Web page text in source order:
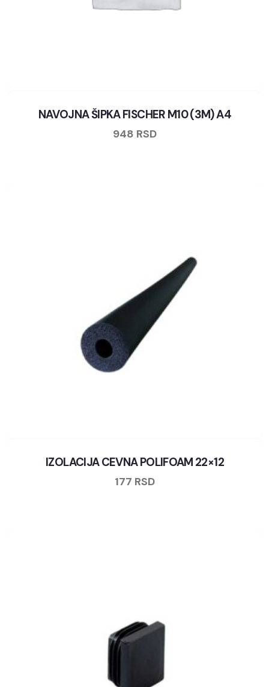
NAVOJNA ŠIPKA FISCHER M10 (3M) A4
948 RSD
IZOLACIJA CEVNA POLIFOAM 22×12
177 RSD